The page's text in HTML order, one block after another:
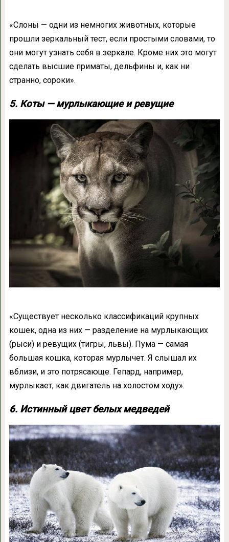
«Слоны — одни из немногих животных, которые
прошли зеркальный тест, если простыми словами, то
они могут узнать себя в зеркале. Кроме них это могут
сделать высшие приматы, дельфины и, как ни
странно, сороки».
5. Коты — мурлыкающие и ревущие
«Существует несколько классификаций крупных
кошек, одна из них — разделение на мурлыкающих
(рыси) и ревущих (тигры, львы). Пума — самая
большая кошка, которая мурлычет. Я слышал их
вблизи, и это потрясающе. Гепард, например,
мурлыкает, как двигатель на холостом ходу».
6. Истинный цвет белых медведей